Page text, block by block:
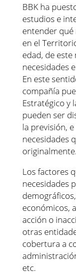
BBK ha
estudios e
entender qué
en el
edad, de
necesidades
En este
compañía
Estratégico y
pueden ser
la previsión,
necesidades
originalmente.
Los factores
necesidades
económicos,
acción o
otras
cobertura a
etc.